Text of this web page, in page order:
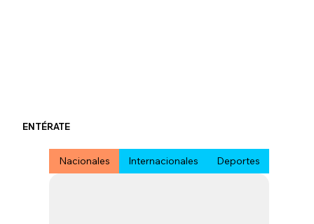
ENTÉRATE
Nacionales Internacionales Deportes